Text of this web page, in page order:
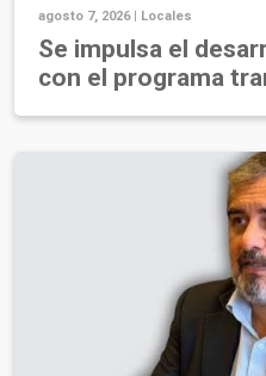
agosto 7, 2026 | Locales
Se impulsa el
con el programa